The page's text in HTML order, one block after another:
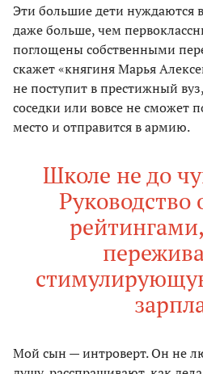
Эти большие дети нуждаются
даже больше, чем
поглощены собственными
скажет «княгиня Марья
не поступит в престижный
соседки или вовсе не сможет
место и отправится в армию.
Школе не до
Руководство
Мой сын — интроверт. Он не